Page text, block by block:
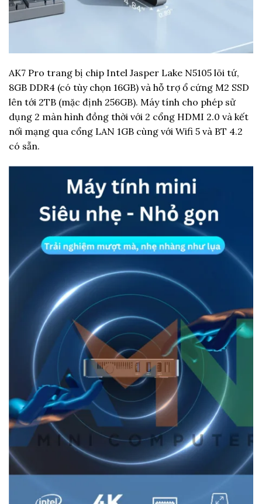
AK7 Pro trang bị chip Intel Jasper Lake N5105 lõi tứ,
8GB DDR4 (có tùy chọn 16GB) và hỗ trợ ổ cứng M2 SSD
lên tới 2TB (mặc định 256GB). Máy tính cho phép sử
dụng 2 màn hình đồng thời với 2 cổng HDMI 2.0 và kết
nối mạng qua cổng LAN 1GB cùng với Wifi 5 và BT 4.2
có sẵn.